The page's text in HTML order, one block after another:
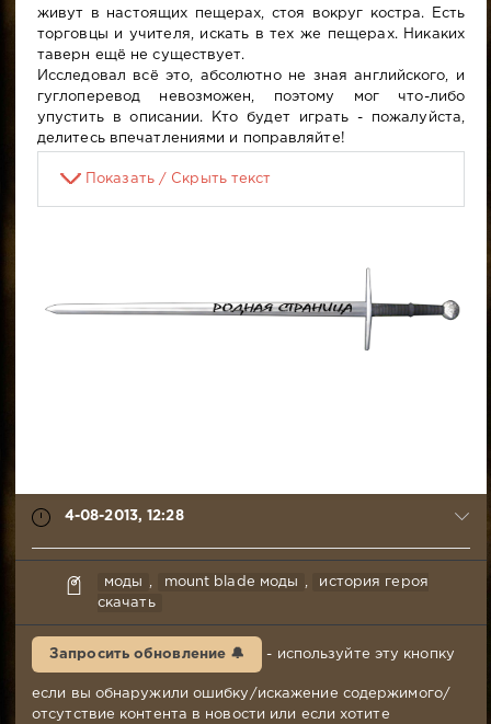
живут в настоящих пещерах, стоя вокруг костра. Есть
торговцы и учителя, искать в тех же пещерах. Никаких
таверн ещё не существует.
Исследовал всё это, абсолютно не зная английского, и
гуглоперевод невозможен, поэтому мог что-либо
упустить в описании. Кто будет играть - пожалуйста,
делитесь впечатлениями и поправляйте!
Показать / Скрыть текст
4-08-2013, 12:28
syabr
08-
Комментариев:
121
моды , mount blade моды ,
история героя
скачать
Запросить обновление 🔔 - используйте эту кнопку
если вы обнаружили ошибку/искажение содержимого/
отсутствие контента в новости или если хотите